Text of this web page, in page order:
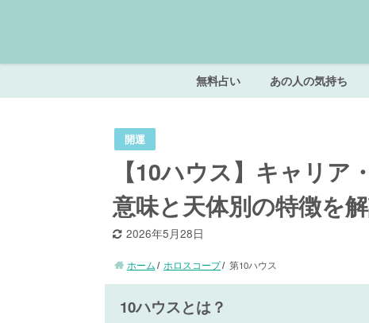
無料占い あの人の気持ち
開運
【10ハウス】キャリア
意味と天体別の特徴を
2026年5月28日
ホーム ホロスコープ 第10ハウス
10ハウスとは？